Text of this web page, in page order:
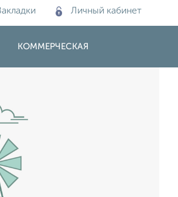
Личный кабинет
КОММЕРЧЕСКАЯ